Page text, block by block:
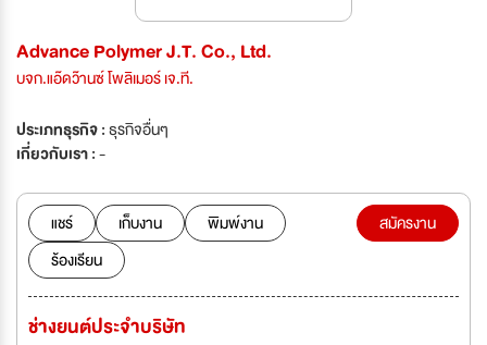
Advance Polymer J.T. Co., Ltd.
บจก.แอ๊ดว๊านซ์ โพลิเมอร์ เจ.ที.
ประเภทธุรกิจ :ธุรกิจอื่นๆ
เกี่ยวกับเรา :-
แชร์ เก็บงาน
พิมพ์งาน
ร้องเรียน
สมัครงาน
ช่างยนต์ประจำบริษัท